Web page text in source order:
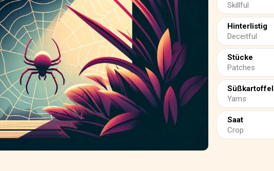
Skillful
Hinterlistig
Deceitful
Stücke
Patches
Süßkartoffel
Yams
Saat
Crop